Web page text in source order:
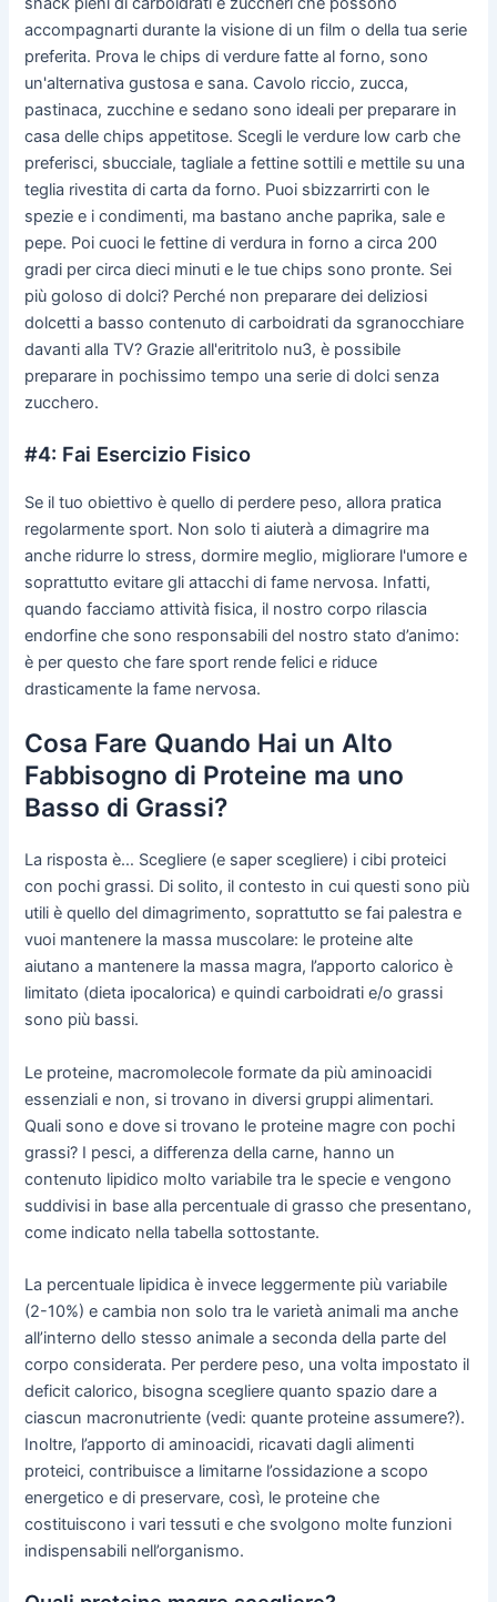
accompagnarti durante la visione di un film o della tua serie
preferita. Prova le chips di verdure fatte al forno, sono
un'alternativa gustosa e sana. Cavolo riccio, zucca,
pastinaca, zucchine e sedano sono ideali per preparare in
casa delle chips appetitose. Scegli le verdure low carb che
preferisci, sbucciale, tagliale a fettine sottili e mettile su una
teglia rivestita di carta da forno. Puoi sbizzarrirti con le
spezie e i condimenti, ma bastano anche paprika, sale e
pepe. Poi cuoci le fettine di verdura in forno a circa 200
gradi per circa dieci minuti e le tue chips sono pronte. Sei
più goloso di dolci? Perché non preparare dei deliziosi
dolcetti a basso contenuto di carboidrati da sgranocchiare
davanti alla TV? Grazie all'eritritolo nu3, è possibile
preparare in pochissimo tempo una serie di dolci senza
zucchero.
#4: Fai Esercizio Fisico
Se il tuo obiettivo è quello di perdere peso, allora pratica
regolarmente sport. Non solo ti aiuterà a dimagrire ma
anche ridurre lo stress, dormire meglio, migliorare l'umore e
soprattutto evitare gli attacchi di fame nervosa. Infatti,
quando facciamo attività fisica, il nostro corpo rilascia
endorfine che sono responsabili del nostro stato d’animo:
è per questo che fare sport rende felici e riduce
drasticamente la fame nervosa.
Cosa Fare Quando Hai un Alto
Fabbisogno di Proteine ma uno
Basso di Grassi?
La risposta è… Scegliere (e saper scegliere) i cibi proteici
con pochi grassi. Di solito, il contesto in cui questi sono più
utili è quello del dimagrimento, soprattutto se fai palestra e
vuoi mantenere la massa muscolare: le proteine alte
aiutano a mantenere la massa magra, l’apporto calorico è
limitato (dieta ipocalorica) e quindi carboidrati e/o grassi
sono più bassi.
Le proteine, macromolecole formate da più aminoacidi
essenziali e non, si trovano in diversi gruppi alimentari.
Quali sono e dove si trovano le proteine magre con pochi
grassi? I pesci, a differenza della carne, hanno un
contenuto lipidico molto variabile tra le specie e vengono
suddivisi in base alla percentuale di grasso che presentano,
come indicato nella tabella sottostante.
La percentuale lipidica è invece leggermente più variabile
(2-10%) e cambia non solo tra le varietà animali ma anche
all’interno dello stesso animale a seconda della parte del
corpo considerata. Per perdere peso, una volta impostato il
deficit calorico, bisogna scegliere quanto spazio dare a
ciascun macronutriente (vedi: quante proteine assumere?).
Inoltre, l’apporto di aminoacidi, ricavati dagli alimenti
proteici, contribuisce a limitarne l’ossidazione a scopo
energetico e di preservare, così, le proteine che
costituiscono i vari tessuti e che svolgono molte funzioni
indispensabili nell’organismo.